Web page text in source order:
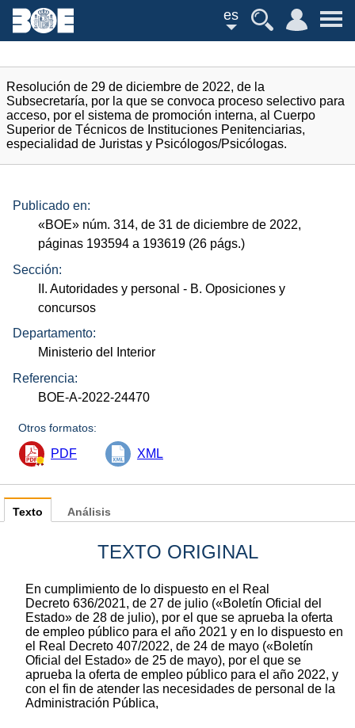
es
Resolución de 29 de diciembre de 2022, de la
Subsecretaría, por la que se convoca proceso selectivo para
acceso, por el sistema de promoción interna, al Cuerpo
Superior de Técnicos de Instituciones Penitenciarias,
especialidad de Juristas y Psicólogos/Psicólogas.
Publicado en:
«BOE» núm. 314, de 31 de diciembre de 2022,
páginas 193594 a 193619 (26 págs.)
Sección:
II. Autoridades y personal - B. Oposiciones y
concursos
Departamento:
Ministerio del Interior
Referencia:
BOE-A-2022-24470
Otros formatos:
PDF XML
Texto
TEXTO ORIGINAL
En cumplimiento de lo dispuesto en el Real
Decreto 636/2021, de 27 de julio («Boletín Oficial del
Estado» de 28 de julio), por el que se aprueba la oferta
de empleo público para el año 2021 y en lo dispuesto en
el Real Decreto 407/2022, de 24 de mayo («Boletín
Oficial del Estado» de 25 de mayo), por el que se
aprueba la oferta de empleo público para el año 2022, y
con el fin de atender las necesidades de personal de la
Administración Pública,
Análisis